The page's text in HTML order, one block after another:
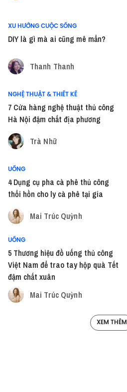
XU HƯỚNG CUỘC SỐNG
DIY là gì mà ai cũng mê mẩn?
Thanh Thanh
NGHỆ THUẬT & THIẾT KẾ
7 Cửa hàng nghệ thuật thủ công
Hà Nội đậm chất địa phương
Trà Nhữ
UỐNG
4 Dụng cụ pha cà phê thủ công
thổi hồn cho ly cà phê tại gia
Mai Trúc Quỳnh
UỐNG
5 Thương hiệu đồ uống thủ công
Việt Nam để trao tay hộp quà Tết
đậm chất xuân
Mai Trúc Quỳnh
XEM THÊM